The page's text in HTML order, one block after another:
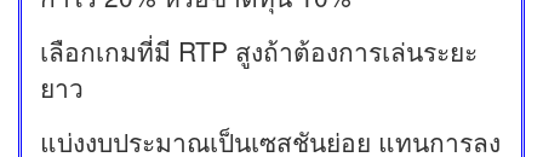
เลือกเกมที่มี RTP สูงถ้าต้องการเล่นระยะ
ยาว
แบ่งงบประมาณเป็นเซสชันย่อย แทนการลง